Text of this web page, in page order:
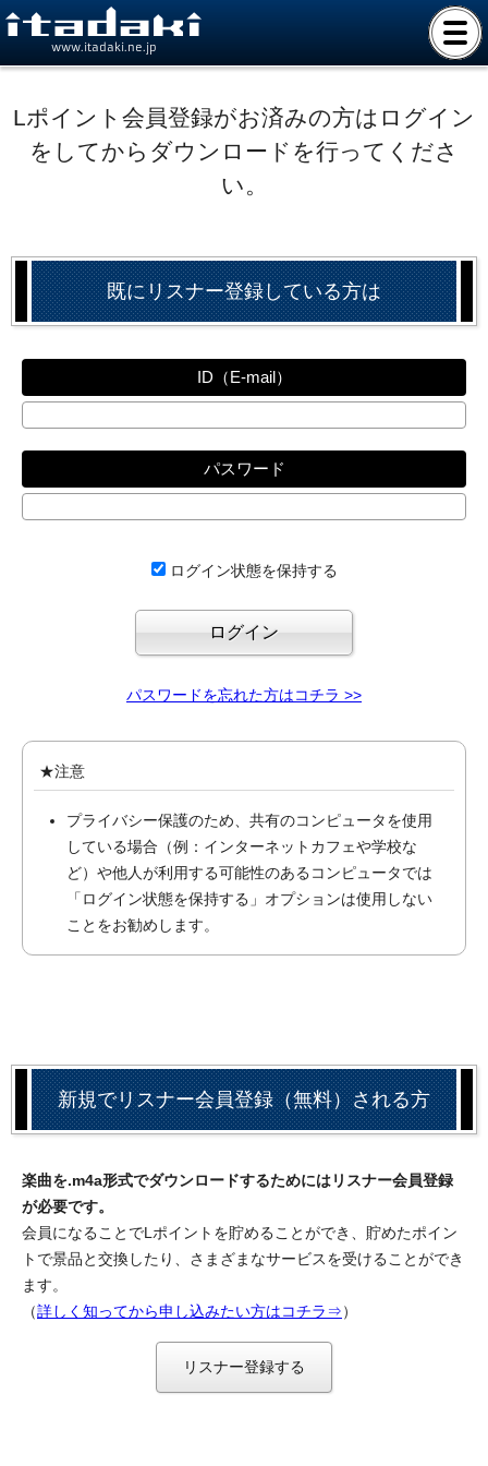
www.itadaki.ne.jp
Lポイント会員登録がお済みの方はログイン
をしてからダウンロードを行ってくださ
い。
既にリスナー登録している方は
ID（E-mail）
パスワード
ログイン状態を保持する
パスワードを忘れた方はコチラ >>
★注意
プライバシー保護のため、共有のコンピュータを使用
している場合（例：インターネットカフェや学校な
ど）や他人が利用する可能性のあるコンピュータでは
「ログイン状態を保持する」オプションは使用しない
ことをお勧めします。
新規でリスナー会員登録（無料）される方
楽曲を.m4a形式でダウンロードするためにはリスナー会員登録
が必要です。
会員になることでLポイントを貯めることができ、貯めたポイン
トで景品と交換したり、さまざまなサービスを受けることができ
ます。
（詳しく知ってから申し込みたい方はコチラ⇒）
リスナー登録する